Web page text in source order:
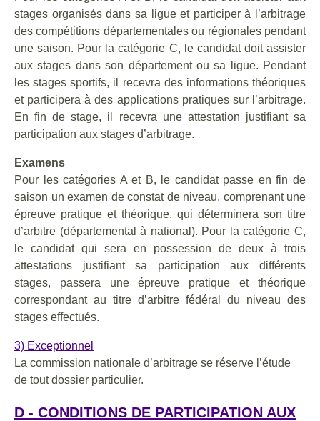
stages organisés dans sa ligue et participer à l’arbitrage
des compétitions départementales ou régionales pendant
une saison. Pour la catégorie C, le candidat doit assister
aux stages dans son département ou sa ligue. Pendant
les stages sportifs, il recevra des informations théoriques
et participera à des applications pratiques sur l’arbitrage.
En fin de stage, il recevra une attestation justifiant sa
participation aux stages d’arbitrage.
Examens
Pour les catégories A et B, le candidat passe en fin de
saison un examen de constat de niveau, comprenant une
épreuve pratique et théorique, qui déterminera son titre
d’arbitre (départemental à national). Pour la catégorie C,
le candidat qui sera en possession de deux à trois
attestations justifiant sa participation aux différents
stages, passera une épreuve pratique et théorique
correspondant au titre d’arbitre fédéral du niveau des
stages effectués.
3) Exceptionnel
La commission nationale d’arbitrage se réserve l’étude
de tout dossier particulier.
D - CONDITIONS DE PARTICIPATION AUX